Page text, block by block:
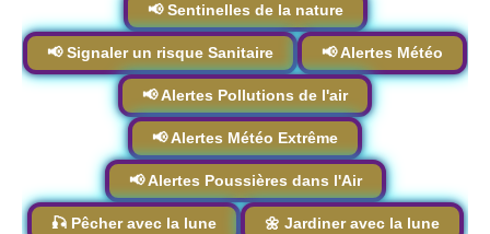
📢 Sentinelles de la nature
📢 Signaler un risque Sanitaire 📢 Alertes Météo
📢 Alertes Pollutions de l'air
📢 Alertes Météo Extrême
📢 Alertes Poussières dans l'Air
🎣 Pêcher avec la lune 🌼 Jardiner avec la lune